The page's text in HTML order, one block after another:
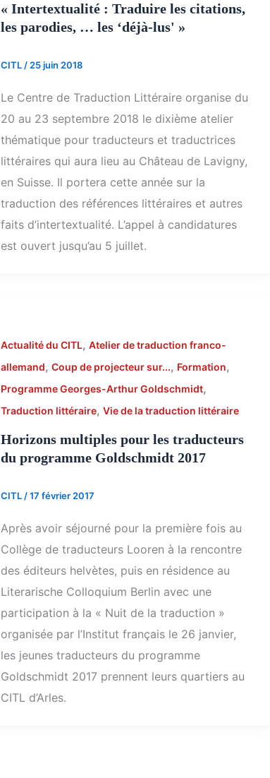
« Intertextualité : Traduire les citations,
les parodies, … les ‘déjà-lus' »
CITL / 25 juin 2018
Le Centre de Traduction Littéraire organise du
20 au 23 septembre 2018 le dixième atelier
thématique pour traducteurs et traductrices
littéraires qui aura lieu au Château de Lavigny,
en Suisse. Il portera cette année sur la
traduction des références littéraires et autres
faits d’intertextualité. L’appel à candidatures
est ouvert jusqu’au 5 juillet.
Actualité du CITL, Atelier de traduction franco-
allemand, Coup de projecteur sur..., Formation,
Programme Georges-Arthur Goldschmidt,
Traduction littéraire, Vie de la traduction littéraire
Horizons multiples pour les traducteurs
du programme Goldschmidt 2017
CITL/17 février 2017
Après avoir séjourné pour la première fois au
Collège de traducteurs Looren à la rencontre
des éditeurs helvètes, puis en résidence au
Literarische Colloquium Berlin avec une
participation à la « Nuit de la traduction »
organisée par l’Institut français le 26 janvier,
les jeunes traducteurs du programme
Goldschmidt 2017 prennent leurs quartiers au
CITL d’Arles.